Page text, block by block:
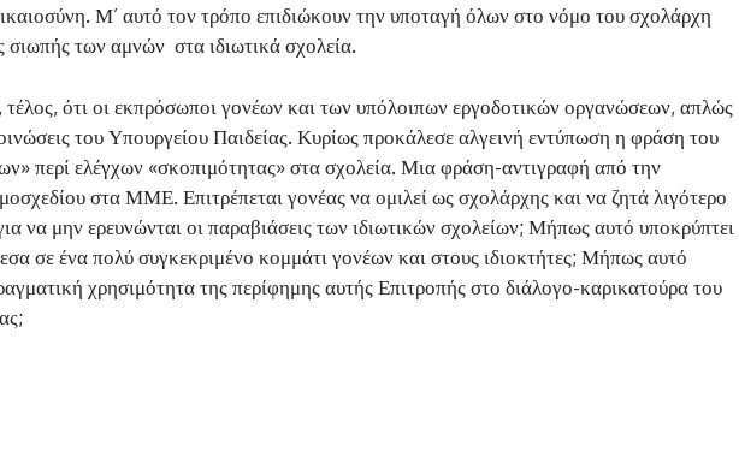
Μ’ αυτό τον τρόπο επιδιώκουν την υποταγή όλων στο νόμο του σχολάρχη
σιωπής των αμνών στα ιδιωτικά σχολεία.
τέλος, ότι οι εκπρόσωποι γονέων και των υπόλοιπων εργοδοτικών οργανώσεων, απλώς
του Υπουργείου Παιδείας. Κυρίως προκάλεσε αλγεινή εντύπωση η φράση του
περί ελέγχων «σκοπιμότητας» στα σχολεία. Μια φράση-αντιγραφή από την
στα ΜΜΕ. Επιτρέπεται γονέας να ομιλεί ως σχολάρχης και να ζητά λιγότερο
να μην ερευνώνται οι παραβιάσεις των ιδιωτικών σχολείων; Μήπως αυτό υποκρύπτει
σε ένα πολύ συγκεκριμένο κομμάτι γονέων και στους ιδιοκτήτες; Μήπως αυτό
χρησιμότητα της περίφημης αυτής Επιτροπής στο διάλογο-καρικατούρα του